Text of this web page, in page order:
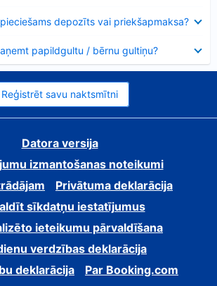
depozīts vai priekšapmaksa?
papildgultu / bērnu gultiņu?
Reģistrēt savu naktsmītni
Datora versija
izmantošanas noteikumi
Privātuma deklarācija
sīkdatņu iestatījumus
ieteikumu pārvaldīšana
verdzības deklarācija
deklarācija
Par Booking.com